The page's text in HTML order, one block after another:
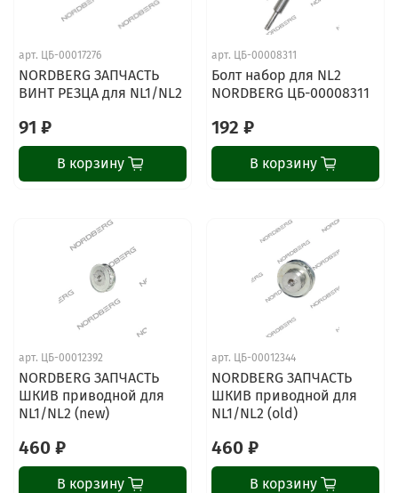
арт. ЦБ-00017276
NORDBERG ЗАПЧАСТЬ
ВИНТ РЕЗЦА для NL1/NL2
91 ₽
В корзину
арт. ЦБ-00008311
Болт набор для NL2
NORDBERG ЦБ-00008311
192 ₽
В корзину
арт. ЦБ-00012392
NORDBERG ЗАПЧАСТЬ
ШКИВ приводной для
NL1/NL2 (new)
460 ₽
В корзину
арт. ЦБ-00012344
NORDBERG ЗАПЧАСТЬ
ШКИВ приводной для
NL1/NL2 (old)
460 ₽
В корзину